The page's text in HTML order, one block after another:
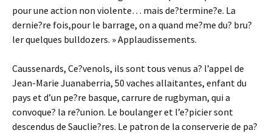
pour une action non violente… mais de?termine?e. La
dernie?re fois,pour le barrage, on a quand me?me du? bru?
ler quelques bulldozers. » Applaudissements.
Caussenards, Ce?venols, ils sont tous venus a? l’appel de
Jean-Marie Juanaberria, 50 vaches allaitantes, enfant du
pays et d’un pe?re basque, carrure de rugbyman, qui a
convoque? la re?union. Le boulanger et l’e?picier sont
descendus de Sauclie?res. Le patron de la conserverie de pa?